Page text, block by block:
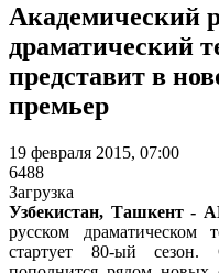
Академический
драматический
представит в
премьер
19 февраля 2015, 07:00
6488
Загрузка
Узбекистан, Ташкент -
русском драматическом
стартует 80-ый сезон.